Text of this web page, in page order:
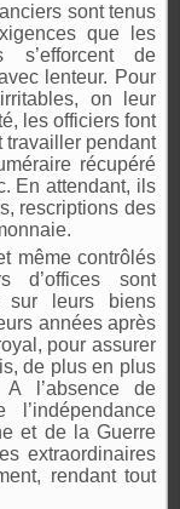
sont tenus
que les
s’efforcent de
lenteur. Pour
on leur
les officiers font
travailler pendant
récupéré
En attendant, ils
rescriptions des
même contrôlés
d’offices sont
sur leurs biens
années après
pour assurer
de plus en plus
A l’absence de
et de la Guerre
extraordinaires
rendant tout